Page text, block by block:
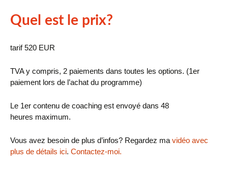
Quel est le prix?
tarif 520 EUR
TVA y compris, 2 paiements dans toutes les options. (1er
paiement lors de l’achat du programme)
Le 1er contenu de coaching est envoyé dans 48
heures maximum.
Vous avez besoin de plus d’infos? Regardez ma vidéo avec
plus de détails ici. Contactez-moi.